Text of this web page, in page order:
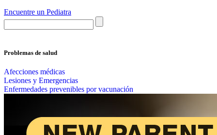
Encuentre un Pediatra
Problemas de salud
Afecciones médicas
Lesiones y Emergencias
Enfermedades prevenibles por vacunación